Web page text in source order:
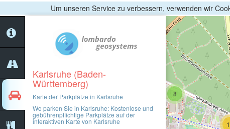
Um unseren Service zu verbessern, verwenden wir
5
2
8
Karlsruhe (Baden-
Württemberg)
Karte der Parkplätze in Karlsruhe
Wo parken Sie in Karlsruhe: Kostenlose und
gebührenpflichtige Parkplätze auf der
interaktiven Karte von Karlsruhe